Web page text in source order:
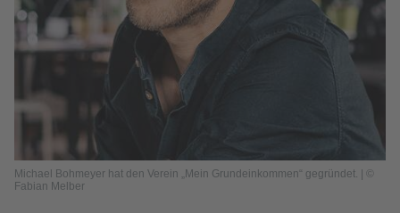
Michael Bohmeyer hat den Verein „Mein Grundeinkommen“ gegründet. | ©
Fabian Melber